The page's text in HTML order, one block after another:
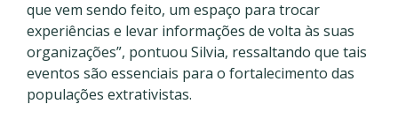
que vem sendo feito, um espaço para trocar
experiências e levar informações de volta às suas
organizações”, pontuou Silvia, ressaltando que tais
eventos são essenciais para o fortalecimento das
populações extrativistas.